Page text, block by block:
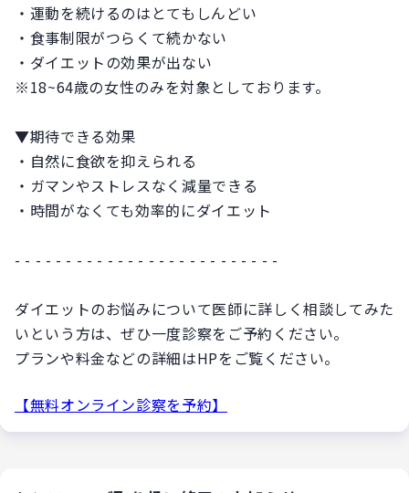
・運動を続けるのはとてもしんどい
・食事制限がつらくて続かない
・ダイエットの効果が出ない
※18~64歳の女性のみを対象としております。
▼期待できる効果
・自然に食欲を抑えられる
・ガマンやストレスなく減量できる
・時間がなくても効率的にダイエット
- - - - - - - - - - - - - - - - - - - - - - - - - -
ダイエットのお悩みについて医師に詳しく相談してみた
いという方は、ぜひ一度診察をご予約ください。
プランや料金などの詳細はHPをご覧ください。
【無料オンライン診察を予約】